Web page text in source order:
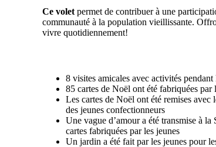
Ce voletpermet de contribuer à une
communauté à la population vieillissante.
vivre quotidiennement!
8 visites amicales avec activités
85 cartes de Noël ont été fabriquées par
Les cartes de Noël ont été remises
des jeunes confectionneurs
Une vague d’amour a été transmise à
cartes fabriquées par les jeunes
Un jardin a été fait par les jeunes pour